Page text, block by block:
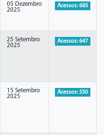
05 Dezembro
2025
Acessos: 685
25 Setembro
2025
Acessos: 647
15 Setembro
2025
Acessos: 550